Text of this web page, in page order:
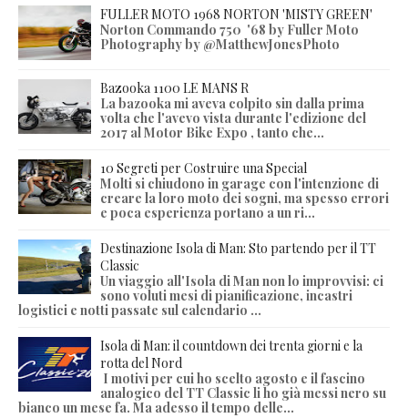
FULLER MOTO 1968 NORTON 'MISTY GREEN'
Norton Commando 750 '68 by Fuller Moto
Photography by @MatthewJonesPhoto
Bazooka 1100 LE MANS R
La bazooka mi aveva colpito sin dalla prima
volta che l'avevo vista durante l'edizione del
2017 al Motor Bike Expo , tanto che...
10 Segreti per Costruire una Special
Molti si chiudono in garage con l'intenzione di
creare la loro moto dei sogni, ma spesso errori
e poca esperienza portano a un ri...
Destinazione Isola di Man: Sto partendo per il TT
Classic
Un viaggio all'Isola di Man non lo improvvisi: ci
sono voluti mesi di pianificazione, incastri
logistici e notti passate sul calendario ...
Isola di Man: il countdown dei trenta giorni e la
rotta del Nord
I motivi per cui ho scelto agosto e il fascino
analogico del TT Classic li ho già messi nero su
bianco un mese fa. Ma adesso il tempo delle...